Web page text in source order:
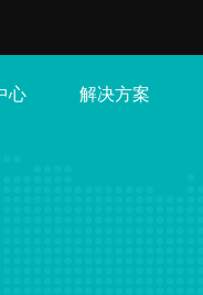
心 解决方案